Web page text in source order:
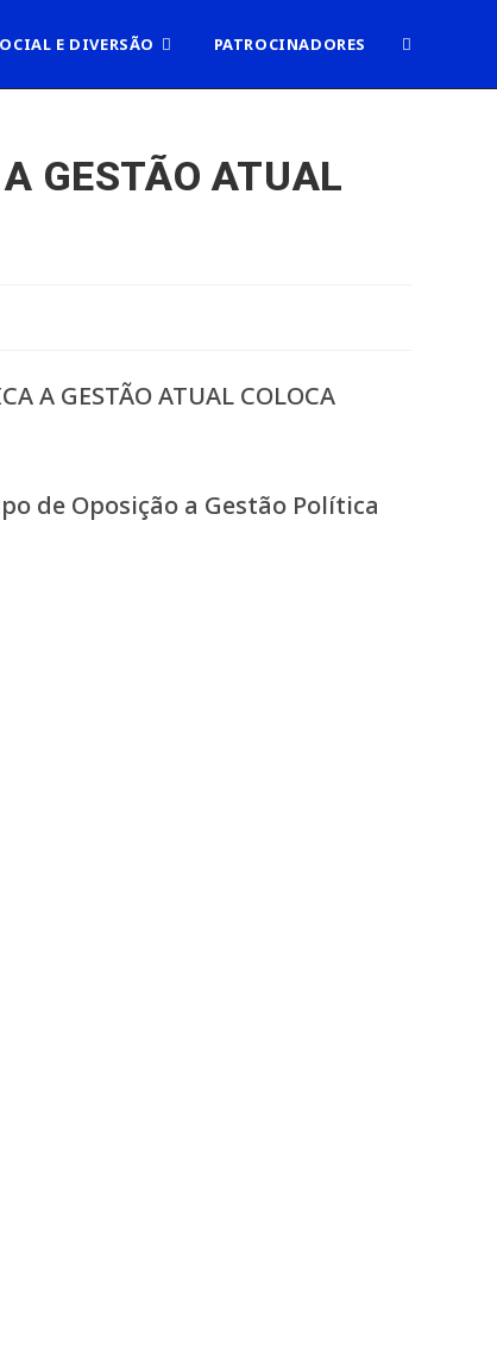
E DIVERSÃO PATROCINADORES ALTERNAR
GESTÃO ATUAL
de Oposição a Gestão Política